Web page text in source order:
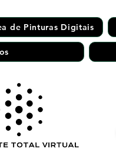
de Pinturas Digitais